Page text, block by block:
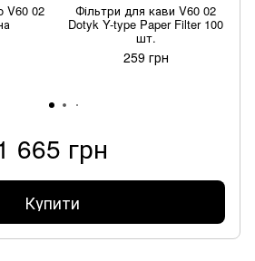
V60 02 Фільтри для кави V60 02
Dotyk Y-type Paper Filter 100
шт.
259 грн
665 грн
Купити